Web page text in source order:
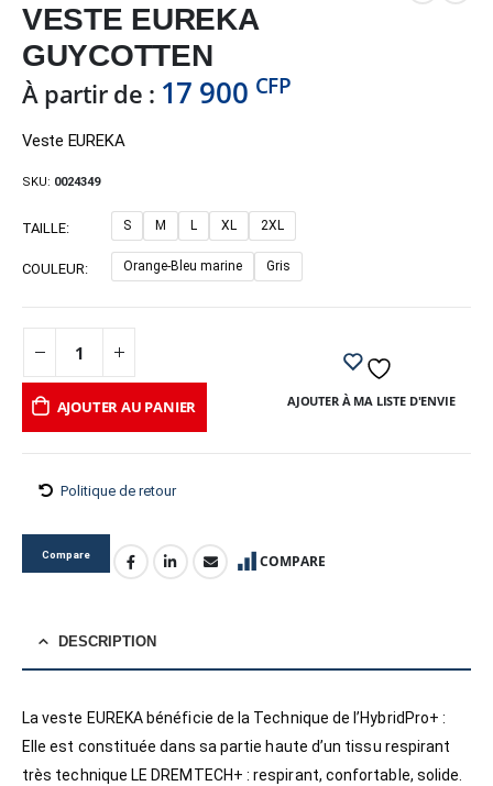
VESTE EUREKA
GUYCOTTEN
À partir de : 17 900 CFP
Veste EUREKA
SKU: 0024349
TAILLE S M L XL 2XL
COULEUR Orange-Bleu marine Gris
AJOUTER AU PANIER AJOUTER À MA LISTE D'ENVIE
Politique de retour
Compare COMPARE
DESCRIPTION
La veste EUREKA bénéficie de la Technique de l’HybridPro+ :
Elle est constituée dans sa partie haute d’un tissu respirant
très technique LE DREMTECH+ : respirant, confortable, solide.